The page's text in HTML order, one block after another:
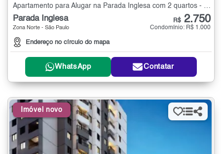
Parada Inglesa
Zona Norte - São Paulo
Endereço no círculo do mapa
R$ 2.750
Condomínio: R$ 1.000
WhatsApp Contatar
Imóvel novo